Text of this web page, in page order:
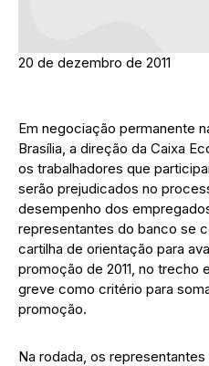
20 de dezembro de 2011
Em negociação permanente
Brasília, a direção da Caixa
os trabalhadores que
serão prejudicados no
desempenho dos
representantes do banco se
cartilha de orientação para
promoção de 2011, no trecho
greve como critério para
promoção.
Na rodada, os